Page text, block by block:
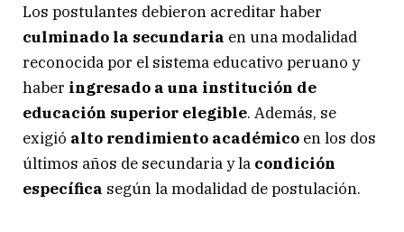
Los postulantes debieron acreditar haber
culminado la secundaria en una modalidad
reconocida por el sistema educativo peruano y
haber ingresado a una institución de
educación superior elegible. Además, se
exigió alto rendimiento académico en los dos
últimos años de secundaria y la condición
específica según la modalidad de postulación.